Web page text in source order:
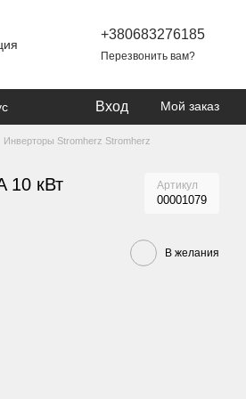
+380683276185
Перезвонить вам?
Вход Мой заказ
Инверторы Stromherz Stromherz
10 кВт Артикул
00001079
В желания